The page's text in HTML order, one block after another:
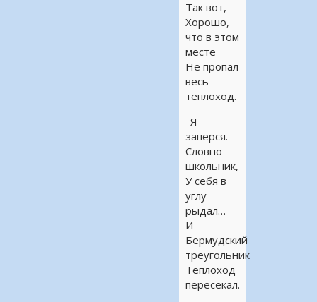
Так вот,
Хорошо,
что в этом
месте
Не пропал
весь
теплоход.
Я
заперся.
Словно
школьник,
У себя в
углу
рыдал…
И
Бермудский
треугольник
Теплоход
пересекал.